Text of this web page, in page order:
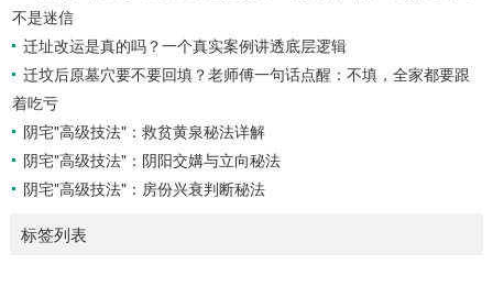
不是迷信
迁址改运是真的吗？一个真实案例讲透底层逻辑
迁坟后原墓穴要不要回填？老师傅一句话点醒：不填，全家都要跟
着吃亏
阴宅"高级技法"：救贫黄泉秘法详解
阴宅"高级技法"：阴阳交媾与立向秘法
阴宅"高级技法"：房份兴衰判断秘法
标签列表